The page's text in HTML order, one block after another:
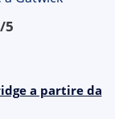
/5
a partire da